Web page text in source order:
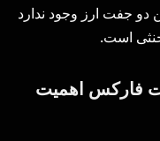
دو جفت ارز وجود ندارد
خنثی است.
فارکس اهمیت